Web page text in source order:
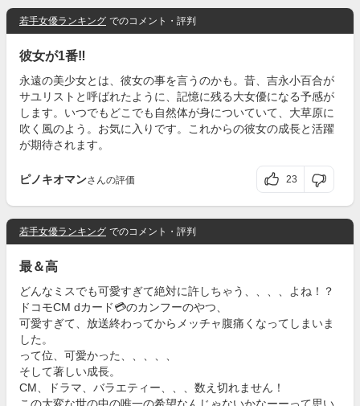
若手女優ランキング でのコメント・評判
彼女が1番‼️
永遠の美少女とは、彼女の事を言うのかも。昔、吉永小百合が
サユリストと呼ばれたように、記憶に残る大女優になる予感が
します。いつでもどこでも自然体が身についていて、大草原に
吹く風のよう。お気に入りです。これからの彼女の成長と活躍
が期待されます。
ピノキオマンさんの評価 23
若手女優ランキング でのコメント・評判
最＆高
どんなミスでも可愛すぎて絶対に許しちゃう、、、、よね！？
ドコモCM dカード💳のカンフーのやつ、
可愛すぎて、放送終わってからメッチャ腹痛くなってしまいま
した。
って位、可愛かった、、、、、
そして著しい成長。
CM、ドラマ、バラエティー、、、数え切れません！